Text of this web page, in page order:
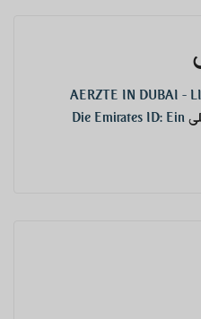
AERZTE IN DUBAI -
Die Emirates ID: Ein